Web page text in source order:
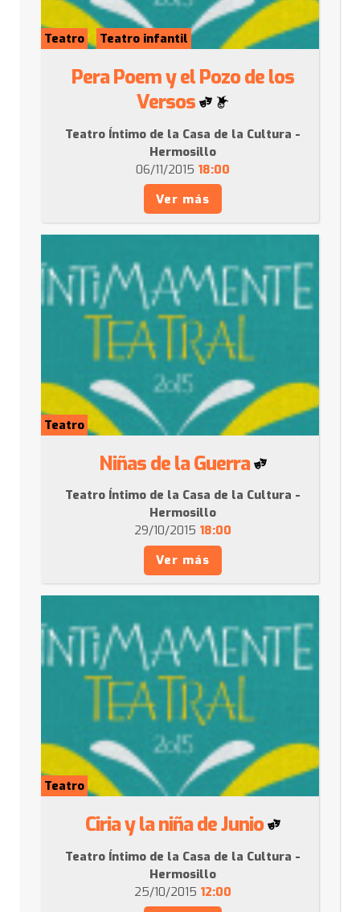
Teatro Teatro infantil
Pera Poem y el Pozo de los
Versos
Teatro Íntimo de la Casa de la Cultura -
Hermosillo
06/11/2015 18:00
Ver más
Teatro
Niñas de la Guerra
Teatro Íntimo de la Casa de la Cultura -
Hermosillo
29/10/2015 18:00
Ver más
Teatro
Ciria y la niña de Junio
Teatro Íntimo de la Casa de la Cultura -
Hermosillo
25/10/2015 12:00